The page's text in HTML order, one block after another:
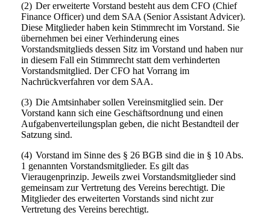
(2) Der erweiterte Vorstand besteht aus dem CFO (Chief
Finance Officer) und dem SAA (Senior Assistant Advicer).
Diese Mitglieder haben kein Stimmrecht im Vorstand. Sie
übernehmen bei einer Verhinderung eines
Vorstandsmitglieds dessen Sitz im Vorstand und haben nur
in diesem Fall ein Stimmrecht statt dem verhinderten
Vorstandsmitglied. Der CFO hat Vorrang im
Nachrückverfahren vor dem SAA.
(3) Die Amtsinhaber sollen Vereinsmitglied sein. Der
Vorstand kann sich eine Geschäftsordnung und einen
Aufgabenverteilungsplan geben, die nicht Bestandteil der
Satzung sind.
(4) Vorstand im Sinne des § 26 BGB sind die in § 10 Abs.
1 genannten Vorstandsmitglieder. Es gilt das
Vieraugenprinzip. Jeweils zwei Vorstandsmitglieder sind
gemeinsam zur Vertretung des Vereins berechtigt. Die
Mitglieder des erweiterten Vorstands sind nicht zur
Vertretung des Vereins berechtigt.